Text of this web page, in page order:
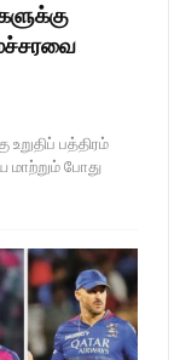
பத்திரம்
மாற்றும் போது